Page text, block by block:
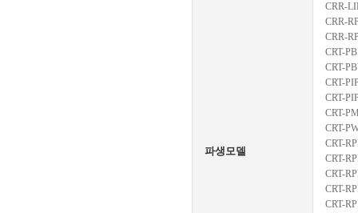
파생모델
CRR-
CRR-
CRR-
CRT-
CRT-
CRT-
CRT-
CRT-
CRT-
CRT-
CRT-
CRT-
CRT-
CRT-